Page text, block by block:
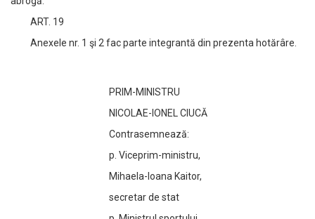
ART. 19
Anexele nr. 1 şi 2 fac parte integrantă din prezenta hotărâre.
PRIM-MINISTRU
NICOLAE-IONEL CIUCĂ
Contrasemnează:
p. Viceprim-ministru,
Mihaela-Ioana Kaitor,
secretar de stat